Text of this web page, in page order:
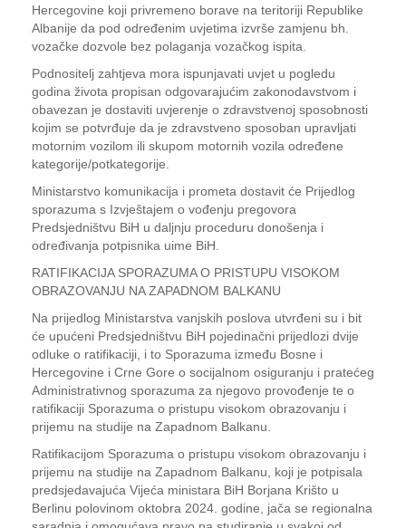
Hercegovine koji privremeno borave na teritoriji Republike
Albanije da pod određenim uvjetima izvrše zamjenu bh.
vozačke dozvole bez polaganja vozačkog ispita.
Podnositelj zahtjeva mora ispunjavati uvjet u pogledu
godina života propisan odgovarajućim zakonodavstvom i
obavezan je dostaviti uvjerenje o zdravstvenoj sposobnosti
kojim se potvrđuje da je zdravstveno sposoban upravljati
motornim vozilom ili skupom motornih vozila određene
kategorije/potkategorije.
Ministarstvo komunikacija i prometa dostavit će Prijedlog
sporazuma s Izvještajem o vođenju pregovora
Predsjedništvu BiH u daljnju proceduru donošenja i
određivanja potpisnika uime BiH.
RATIFIKACIJA SPORAZUMA O PRISTUPU VISOKOM
OBRAZOVANJU NA ZAPADNOM BALKANU
Na prijedlog Ministarstva vanjskih poslova utvrđeni su i bit
će upućeni Predsjedništvu BiH pojedinačni prijedlozi dvije
odluke o ratifikaciji, i to Sporazuma između Bosne i
Hercegovine i Crne Gore o socijalnom osiguranju i pratećeg
Administrativnog sporazuma za njegovo provođenje te o
ratifikaciji Sporazuma o pristupu visokom obrazovanju i
prijemu na studije na Zapadnom Balkanu.
Ratifikacijom Sporazuma o pristupu visokom obrazovanju i
prijemu na studije na Zapadnom Balkanu, koji je potpisala
predsjedavajuća Vijeća ministara BiH Borjana Krišto u
Berlinu polovinom oktobra 2024. godine, jača se regionalna